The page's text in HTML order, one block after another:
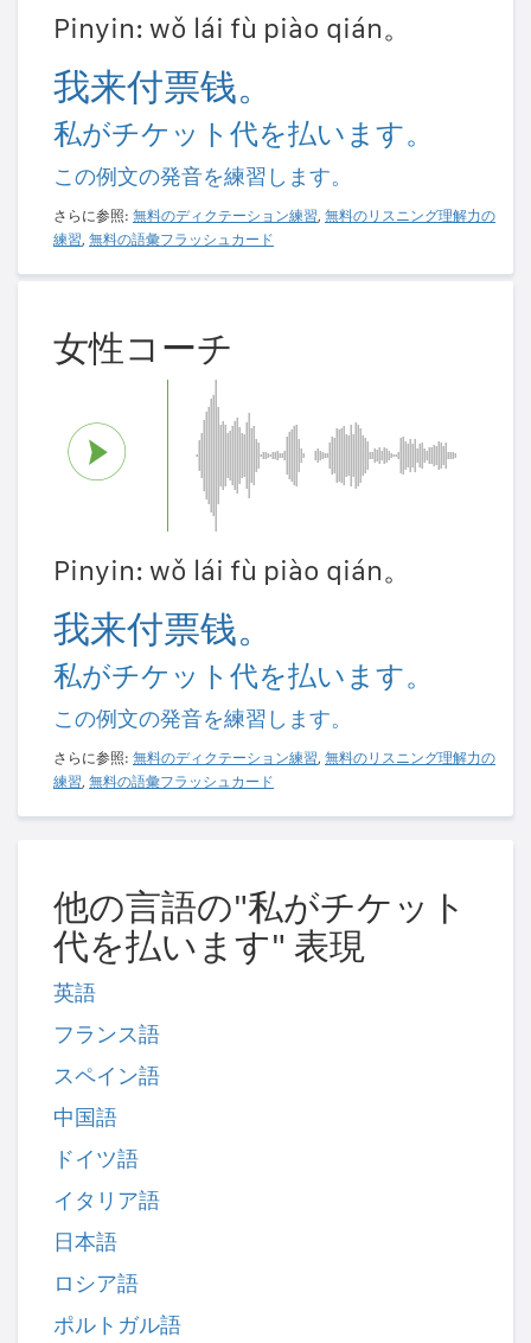
Pinyin: wǒ lái fù piào qián。
我来付票钱。
私がチケット代を払います。
この例文の発音を練習します。
さらに参照: 無料のディクテーション練習, 無料のリスニング理解力の
練習, 無料の語彙フラッシュカード
女性コーチ
Pinyin: wǒ lái fù piào qián。
我来付票钱。
私がチケット代を払います。
この例文の発音を練習します。
さらに参照: 無料のディクテーション練習, 無料のリスニング理解力の
練習, 無料の語彙フラッシュカード
他の言語の"私がチケット
代を払います" 表現
英語
フランス語
スペイン語
中国語
ドイツ語
イタリア語
日本語
ロシア語
ポルトガル語